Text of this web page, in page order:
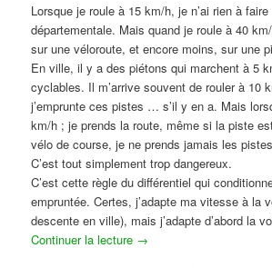
Lorsque je roule à 15 km/h, je n’ai rien à
départementale. Mais quand je roule à 40
sur une véloroute, et encore moins, sur une
En ville, il y a des piétons qui marchent à 5
cyclables. Il m’arrive souvent de rouler à 10
j’emprunte ces pistes … s’il y en a. Mais
km/h ; je prends la route, même si la piste
vélo de course, je ne prends jamais les
C’est tout simplement trop dangereux.
C’est cette règle du différentiel qui
empruntée. Certes, j’adapte ma vitesse à la
descente en ville), mais j’adapte d’abord la
Continuer la lecture →